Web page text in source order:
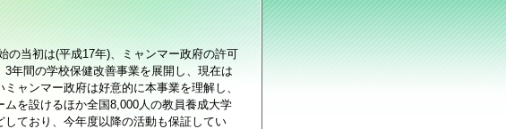
当初は(平成17年)、ミャンマー政府の許可
年間の学校保健改善事業を展開し、現在は
ャンマー政府は好意的に本事業を理解し、
を設けるほか全国8,000人の教員養成大学
ており、今年度以降の活動も保証してい